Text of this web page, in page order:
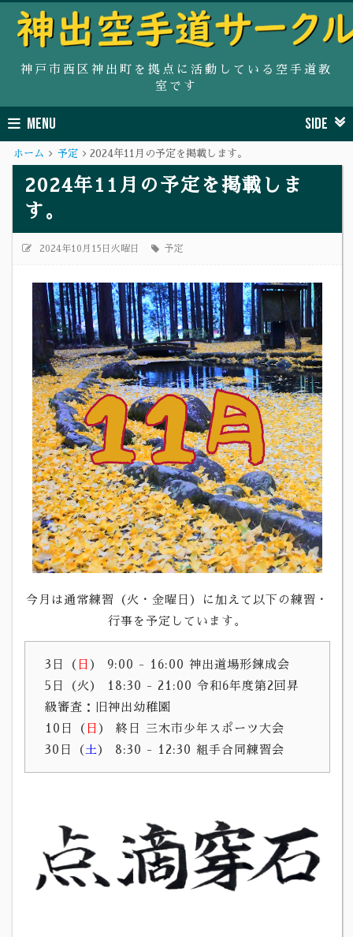
神戸市西区神出町を拠点に活動している空手道教
室です
MENU SIDE
ホーム 予定 2024年11月の予定を掲載します。
2024年11月の予定を掲載しま
す。
2024年10月15日火曜日 予定
今月は通常練習（火・金曜日）に加えて以下の練習・
行事を予定しています。
3日（ 日 ） 9:00 - 16:00 神出道場形錬成会
5日（火）
18:30 - 21:00 令和6年度第2回昇
級審査：旧神出幼稚園
10日（ 日 ）
終日 三木市少年スポーツ大会
30日（ 土 ） 8:30 - 12:30 組手合同練習会